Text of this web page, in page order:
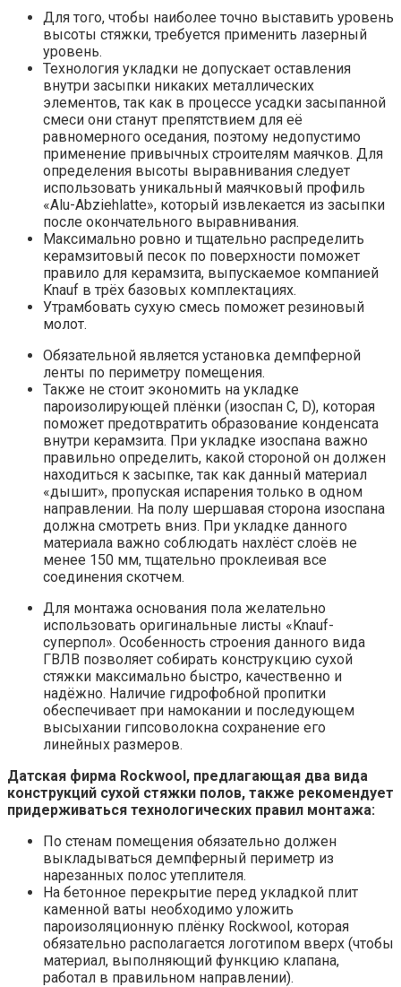
Для того, чтобы наиболее точно выставить уровень
высоты стяжки, требуется применить лазерный
уровень.
Технология укладки не допускает оставления
внутри засыпки никаких металлических
элементов, так как в процессе усадки засыпанной
смеси они станут препятствием для её
равномерного оседания, поэтому недопустимо
применение привычных строителям маячков. Для
определения высоты выравнивания следует
использовать уникальный маячковый профиль
«Alu-Abziehlatte», который извлекается из засыпки
после окончательного выравнивания.
Максимально ровно и тщательно распределить
керамзитовый песок по поверхности поможет
правило для керамзита, выпускаемое компанией
Knauf в трёх базовых комплектациях.
Утрамбовать сухую смесь поможет резиновый
молот.
Обязательной является установка демпферной
ленты по периметру помещения.
Также не стоит экономить на укладке
пароизолирующей плёнки (изоспан С, D), которая
поможет предотвратить образование конденсата
внутри керамзита. При укладке изоспана важно
правильно определить, какой стороной он должен
находиться к засыпке, так как данный материал
«дышит», пропуская испарения только в одном
направлении. На полу шершавая сторона изоспана
должна смотреть вниз. При укладке данного
материала важно соблюдать нахлёст слоёв не
менее 150 мм, тщательно проклеивая все
соединения скотчем.
Для монтажа основания пола желательно
использовать оригинальные листы «Knauf-
суперпол». Особенность строения данного вида
ГВЛВ позволяет собирать конструкцию сухой
стяжки максимально быстро, качественно и
надёжно. Наличие гидрофобной пропитки
обеспечивает при намокании и последующем
высыхании гипсоволокна сохранение его
линейных размеров.
Датская фирма Rockwool, предлагающая два вида
конструкций сухой стяжки полов, также рекомендует
придерживаться технологических правил монтажа:
По стенам помещения обязательно должен
выкладываться демпферный периметр из
нарезанных полос утеплителя.
На бетонное перекрытие перед укладкой плит
каменной ваты необходимо уложить
пароизоляционную плёнку Rockwool, которая
обязательно располагается логотипом вверх (чтобы
материал, выполняющий функцию клапана,
работал в правильном направлении).